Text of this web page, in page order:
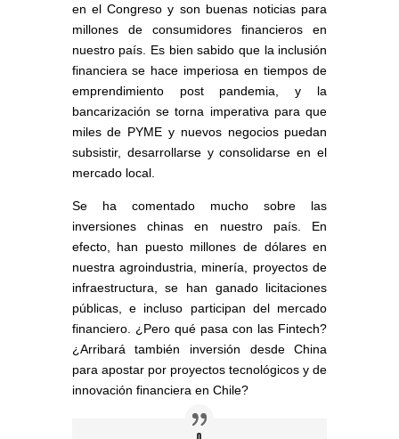
en el Congreso y son buenas noticias para
millones de consumidores financieros en
nuestro país. Es bien sabido que la inclusión
financiera se hace imperiosa en tiempos de
emprendimiento post pandemia, y la
bancarización se torna imperativa para que
miles de PYME y nuevos negocios puedan
subsistir, desarrollarse y consolidarse en el
mercado local.
Se ha comentado mucho sobre las
inversiones chinas en nuestro país. En
efecto, han puesto millones de dólares en
nuestra agroindustria, minería, proyectos de
infraestructura, se han ganado licitaciones
públicas, e incluso participan del mercado
financiero. ¿Pero qué pasa con las Fintech?
¿Arribará también inversión desde China
para apostar por proyectos tecnológicos y de
innovación financiera en Chile?